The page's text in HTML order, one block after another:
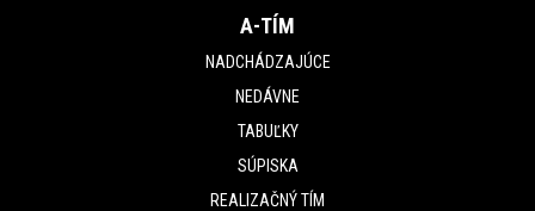
A-TÍM
NADCHÁDZAJÚCE
NEDÁVNE
TABUĽKY
SÚPISKA
REALIZAČNÝ TÍM